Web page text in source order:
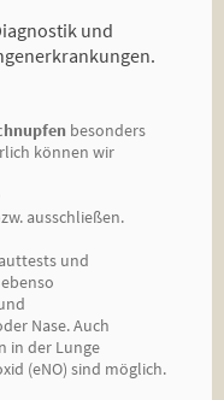
und
besonders
können wir
ausschließen.
und
Nase. Auch
in der Lunge
(eNO) sind möglich.